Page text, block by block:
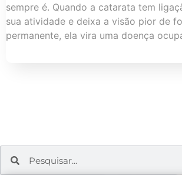
sempre é. Quando a catarata tem
sua atividade e deixa a visão pior de
permanente, ela vira uma doença